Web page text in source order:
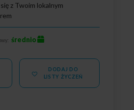
z Twoim lokalnym
średnio
DODAJ DO
LISTY ŻYCZEŃ